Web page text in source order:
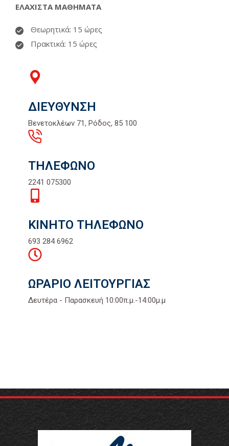
ΕΛΑΧΙΣΤΑ ΜΑΘΗΜΑΤΑ
Θεωρητικά: 15 ώρες
Πρακτικά: 15 ώρες
ΔΙΕΥΘΥΝΣΗ
Βενετοκλέων 71, Ρόδος, 85 100
ΤΗΛΕΦΩΝΟ
2241 075300
ΚΙΝΗΤΟ ΤΗΛΕΦΩΝΟ
693 284 6962
ΩΡΑΡΙΟ ΛΕΙΤΟΥΡΓΙΑΣ
Δευτέρα - Παρασκευή 10:00π.μ.-14:00μ.μ